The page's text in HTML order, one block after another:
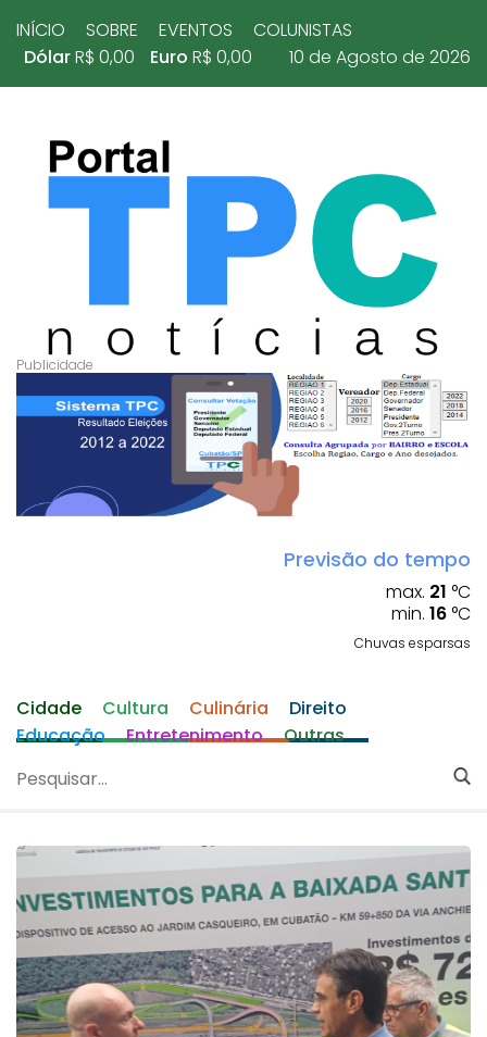
INÍCIO SOBRE EVENTOS
COLUNISTAS
DólarR$ 0,00 Euro R$ 0,00 10 de Agosto de 2026
Previsão do tempo
max. 21 °C
min. 16 °C
Chuvas esparsas
Cidade Cultura Culinária
Direito
Educação
Entretenimento Outras